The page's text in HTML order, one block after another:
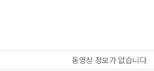
동영상 정보가 없습니다